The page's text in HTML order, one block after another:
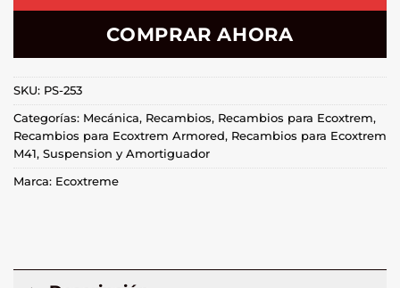
COMPRAR AHORA
SKU: PS-253
Categorías: Mecánica, Recambios, Recambios para Ecoxtrem,
Recambios para Ecoxtrem Armored, Recambios para Ecoxtrem
M41, Suspension y Amortiguador
Marca: Ecoxtreme